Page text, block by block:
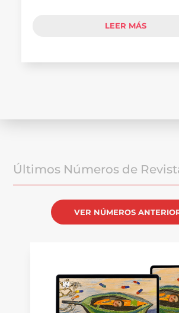
LEER MÁS
Últimos Números de
VER NÚMEROS